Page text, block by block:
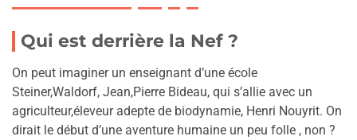
Qui est derrière la Nef ?
On peut imaginer un enseignant d’une école
Steiner,Waldorf, Jean,Pierre Bideau, qui s’allie avec un
agriculteur,éleveur adepte de biodynamie, Henri Nouyrit. On
dirait le début d’une aventure humaine un peu folle , non ?